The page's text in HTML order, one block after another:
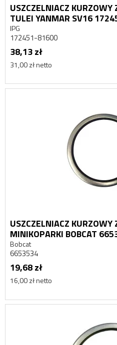
USZCZELNIACZ KURZOWY
TULEI
IPG
172451-81600
38,13 zł
31,00 zł netto
USZCZELNIACZ KURZOWY
MINIKOPARKI BOBCAT
418 E14 E16 E19
Bobcat
6653534
19,68 zł
16,00 zł netto